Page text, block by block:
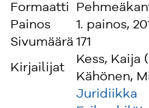
psykologiset
Formaatti
Painos
1. painos,
Sivumäärä 171
Kirjailijat
Kess, Kaija
Kähönen,
Juridiikka